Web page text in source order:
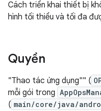
Cách triển khai thiết bị
hình tối thiểu và tối đa
Quyền
"Thao tác ứng dụng"" (
mỗi gói trong
( main/core/java/